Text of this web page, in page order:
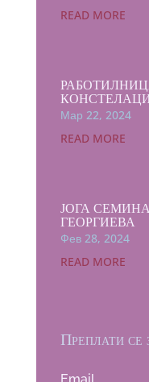
READ MORE
Мар 22, 2024
READ MORE
ЈОГА
ГЕОРГИЕВА
Фев 28, 2024
READ MORE
Преплати се